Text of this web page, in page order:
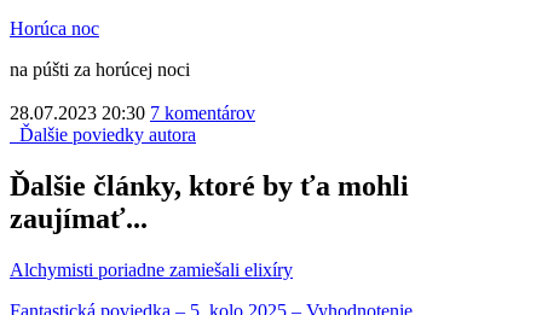
Horúca noc
na púšti za horúcej noci
28.07.2023 20:30 7 komentárov
Ďalšie poviedky autora
Ďalšie články, ktoré by ťa mohli
zaujímať...
Alchymisti poriadne zamiešali elixíry
Fantastická poviedka – 5. kolo 2025 – Vyhodnotenie